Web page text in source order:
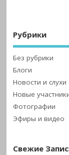
Рубрики
Без рубрики
Блоги
Новости и слухи
Новые
Фотографии
Эфиры и видео
Свежие